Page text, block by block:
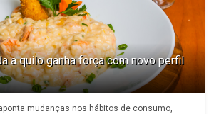
a quilo ganha força com novo perfil
mudanças nos hábitos de consumo,